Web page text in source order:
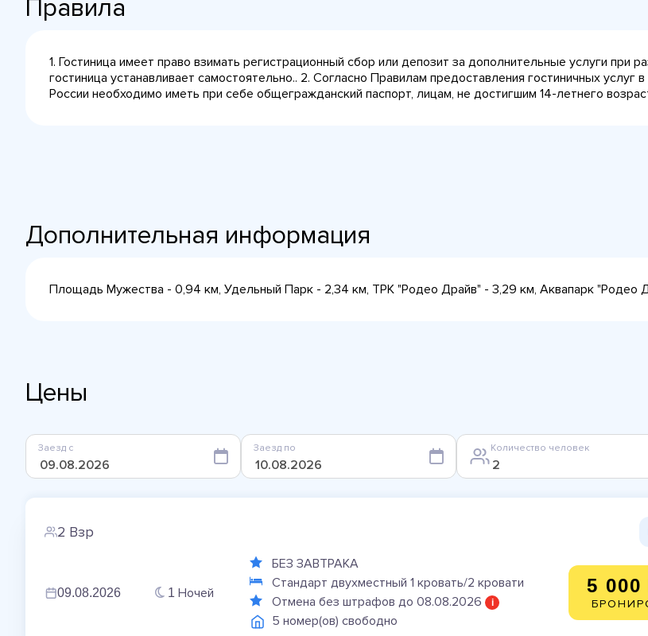
Правила
1. Гостиница имеет право взимать регистрационный сбор или депозит за дополнительные услуги при
гостиница устанавливает самостоятельно.. 2. Согласно Правилам предоставления гостиничных
России необходимо иметь при себе общегражданский паспорт, лицам, не достигшим 14-летнего
Дополнительная информация
Площадь Мужества - 0,94 км, Удельный Парк - 2,34 км, ТРК "Родео Драйв" - 3,29 км, Аквапарк "Родео
Цены
Заезд с Заезд по Количество человек
2 Взр
09.08.2026 1 Ночей
БЕЗ ЗАВТРАКА
Стандарт двухместный 1 кровать/2 кровати
Отмена без штрафов до 08.08.2026 i
5 номер(ов) свободно
5 000